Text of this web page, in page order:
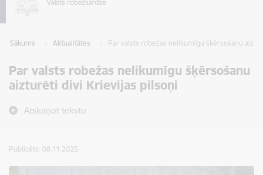
Sākums Aktualitātes Par valsts robežas nelikumīgu šķērsošanu
Par valsts robežas nelikumīgu šķērsošanu
aizturēti divi Krievijas pilsoņi
Atskaņot tekstu
Publicēts: 08.11.2025.